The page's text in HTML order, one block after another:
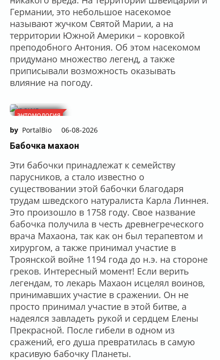
Германии, это небольшое насекомое
называют жучком Святой Марии, а на
территории Южной Америки – коровкой
преподобного Антония. Об этом насекомом
придумано множество легенд, а также
приписывали возможность оказывать
влияние на погоду.
ЭНТОМОЛОГИЯ
by PortalBio 06-08-2026
Бабочка махаон
Эти бабочки принадлежат к семейству
парусников, а стало известно о
существовании этой бабочки благодаря
трудам шведского натуралиста Карла Линнея.
Это произошло в 1758 году. Свое название
бабочка получила в честь древнегреческого
врача Махаона, так как он был терапевтом и
хирургом, а также принимал участие в
Троянской войне 1194 года до н.э. на стороне
греков. Интересный момент! Если верить
легендам, то лекарь Махаон исцелял воинов,
принимавших участие в сражении. Он не
просто принимал участие в этой битве, а
надеялся завладеть рукой и сердцем Елены
Прекрасной. После гибели в одном из
сражений, его душа превратилась в самую
красивую бабочку Планеты.